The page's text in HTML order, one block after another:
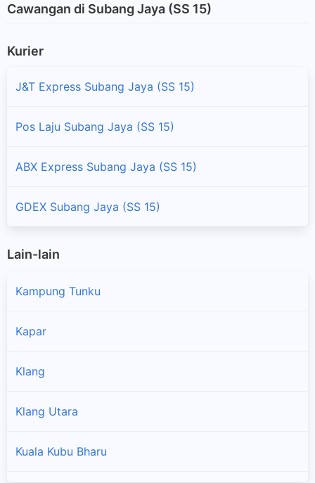
Cawangan di Subang Jaya (SS 15)
Kurier
J&T Express Subang Jaya (SS 15)
Pos Laju Subang Jaya (SS 15)
ABX Express Subang Jaya (SS 15)
GDEX Subang Jaya (SS 15)
Lain-lain
Kampung Tunku
Kapar
Klang
Klang Utara
Kuala Kubu Bharu